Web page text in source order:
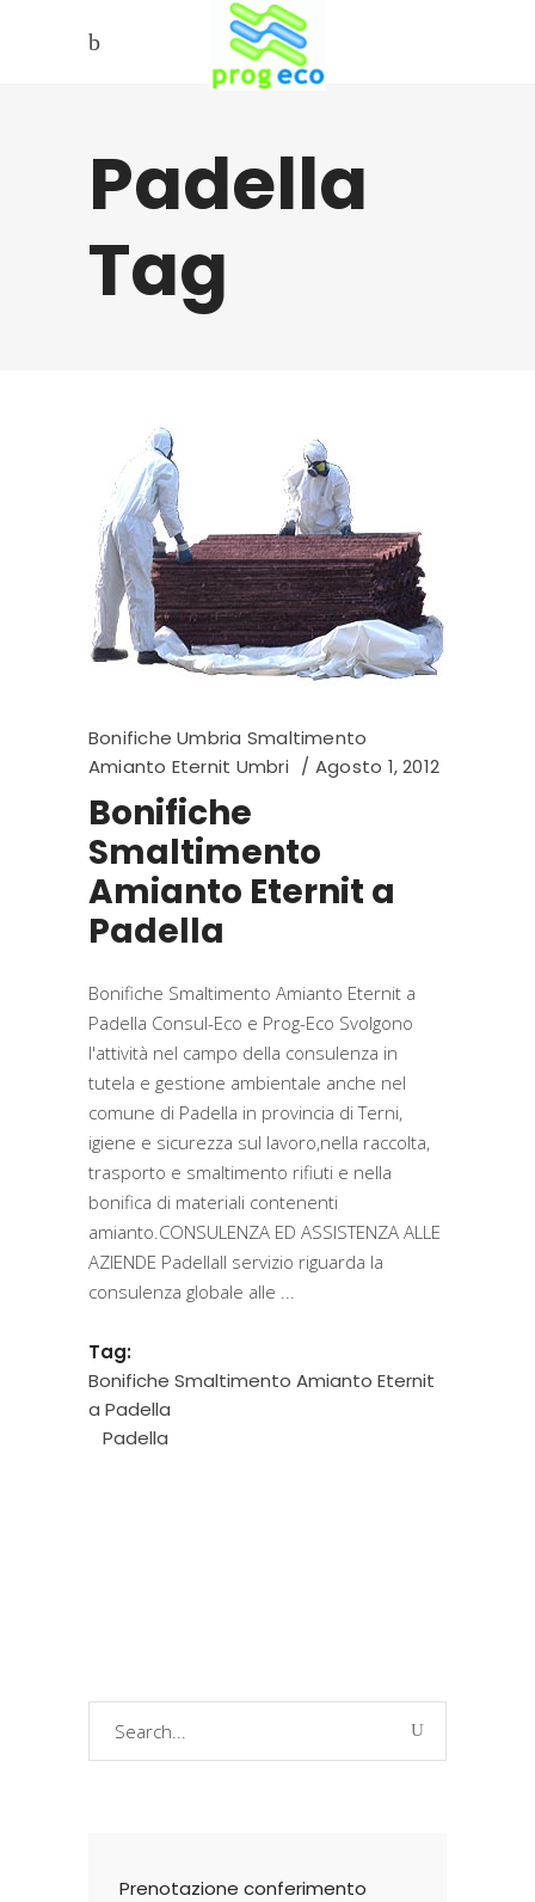
Padella
Tag
Bonifiche Umbria Smaltimento
Amianto Eternit Umbri
Agosto 1, 2012
Bonifiche
Smaltimento
Amianto Eternit a
Padella
Bonifiche Smaltimento Amianto Eternit a
Padella Consul-Eco e Prog-Eco Svolgono
l'attività nel campo della consulenza in
tutela e gestione ambientale anche nel
comune di Padella in provincia di Terni,
igiene e sicurezza sul lavoro,nella raccolta,
trasporto e smaltimento rifiuti e nella
bonifica di materiali contenenti
amianto.CONSULENZA ED ASSISTENZA ALLE
AZIENDE PadellaIl servizio riguarda la
consulenza globale alle
Tag:
Bonifiche Smaltimento Amianto Eternit
a Padella
Padella
Prenotazione conferimento